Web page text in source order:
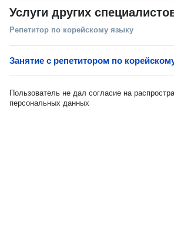
Услуги других
Репетитор по корейскому языку
Занятие с репетитором по
Пользователь не дал согласие на
персональных данных